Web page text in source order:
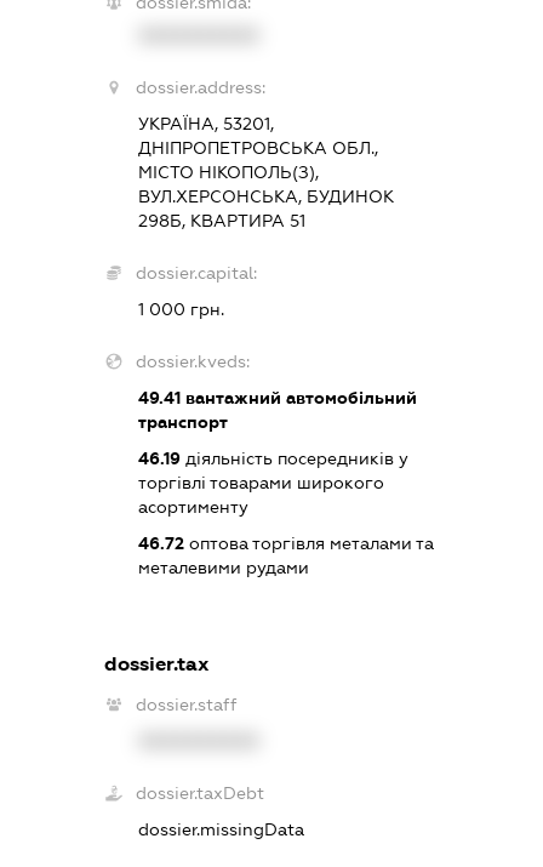
dossier.address:
УКРАЇНА, 53201,
ДНІПРОПЕТРОВСЬКА ОБЛ.,
МІСТО НІКОПОЛЬ(З),
ВУЛ.ХЕРСОНСЬКА, БУДИНОК
298Б, КВАРТИРА 51
dossier.capital:
1 000 грн.
dossier.kveds:
49.41 вантажний автомобільний
транспорт
46.19 діяльність посередників у
торгівлі товарами широкого
асортименту
46.72 оптова торгівля металами та
металевими рудами
dossier.tax
dossier.staff
dossier.taxDebt
dossier.missingData